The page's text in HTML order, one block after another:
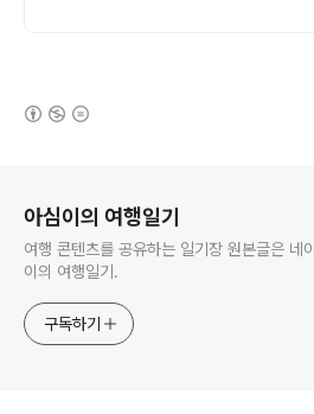
아심이의 여행일기
여행 콘텐츠를 공유하는 일기장 원본글은 네
이의 여행일기.
구독하기